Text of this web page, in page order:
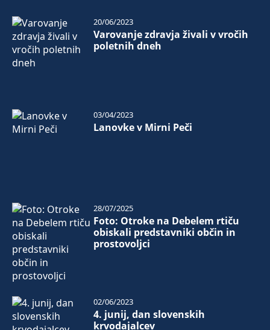
Varovanje zdravja živali v vročih
poletnih dneh
20/06/2023
Lanovke v Mirni Peči
03/04/2023
Foto: Otroke na Debelem rtiču
obiskali predstavniki občin in
prostovoljci
28/07/2025
4. junij, dan slovenskih
krvodajalcev
02/06/2023